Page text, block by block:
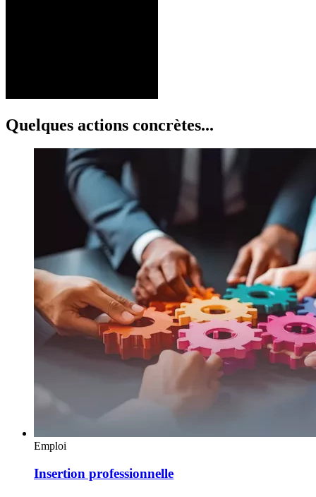
Quelques actions concrètes...
Emploi
Insertion professionnelle